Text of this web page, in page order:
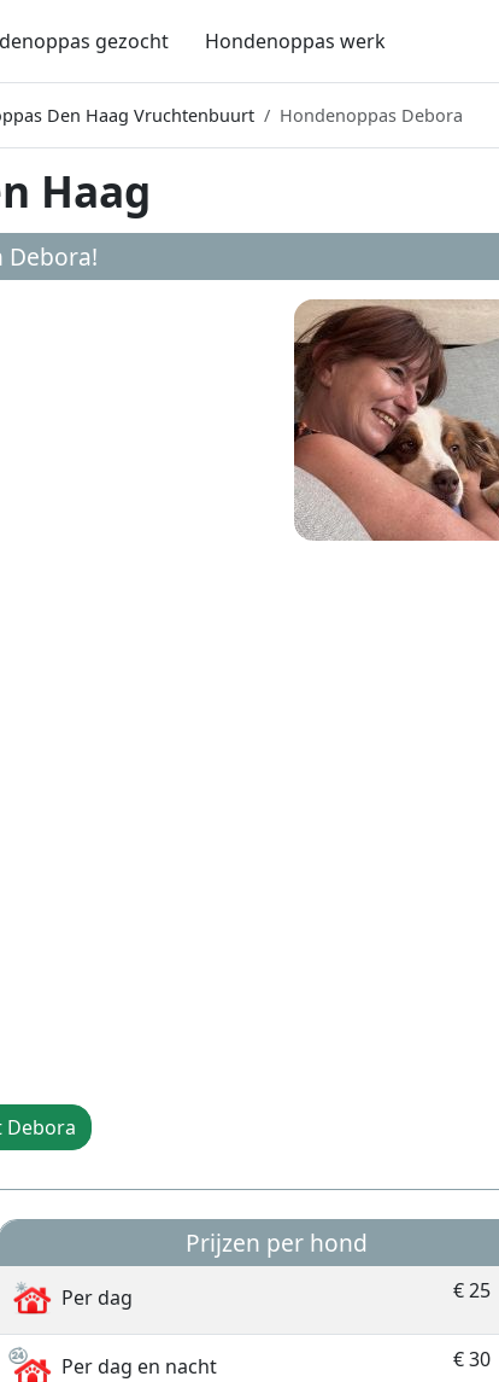
gezocht Hondenoppas werk
Den Haag Vruchtenbuurt Hondenoppas Debora
Haag
Debora!
Debora
Prijzen per hond
Per dag € 25
Per dag en nacht € 30